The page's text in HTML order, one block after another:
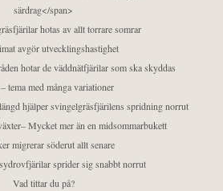
särdrag</span>
hotas av allt torrare somrar
avgör utvecklingshastighet
hotar de väddnätfjärilar som ska skyddas
tema med många variationer
hjälper svingelgräsfjärilens spridning norrut
Mycket mer än en midsommarbukett
migrerar söderut allt senare
sprider sig snabbt norrut
Vad tittar du på?